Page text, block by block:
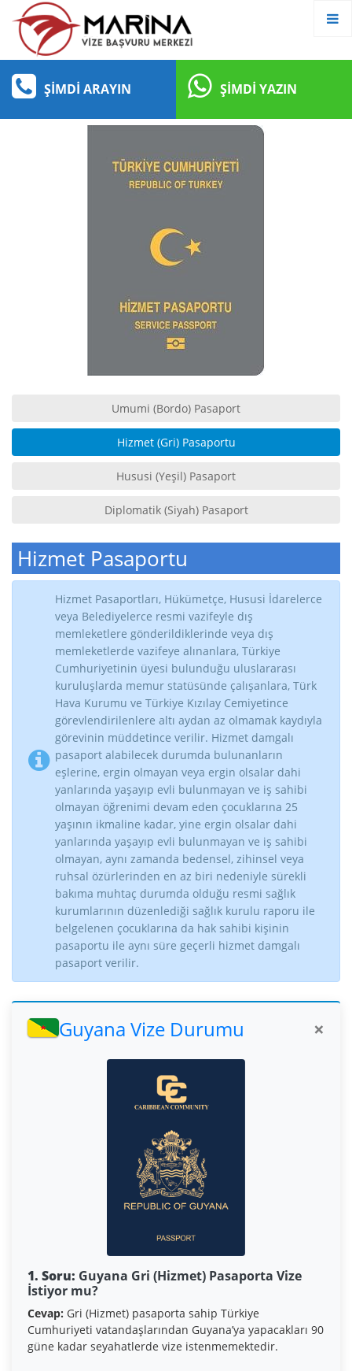
ŞIMDI ARAYIN ŞIMDI YAZIN
Umumi (Bordo) Pasaport
Hizmet (Gri) Pasaportu
Hususi (Yeşil) Pasaport
Diplomatik (Siyah) Pasaport
Hizmet Pasaportu
Hizmet Pasaportları, Hükümetçe, Hususi İdarelerce
veya Belediyelerce resmi vazifeyle dış
memleketlere gönderildiklerinde veya dış
memleketlerde vazifeye alınanlara, Türkiye
Cumhuriyetinin üyesi bulunduğu uluslararası
kuruluşlarda memur statüsünde çalışanlara, Türk
Hava Kurumu ve Türkiye Kızılay Cemiyetince
görevlendirilenlere altı aydan az olmamak kaydıyla
görevinin müddetince verilir. Hizmet damgalı
pasaport alabilecek durumda bulunanların
eşlerine, ergin olmayan veya ergin olsalar dahi
yanlarında yaşayıp evli bulunmayan ve iş sahibi
olmayan öğrenimi devam eden çocuklarına 25
yaşının ikmaline kadar, yine ergin olsalar dahi
yanlarında yaşayıp evli bulunmayan ve iş sahibi
olmayan, aynı zamanda bedensel, zihinsel veya
ruhsal özürlerinden en az biri nedeniyle sürekli
bakıma muhtaç durumda olduğu resmi sağlık
kurumlarının düzenlediği sağlık kurulu raporu ile
belgelenen çocuklarına da hak sahibi kişinin
pasaportu ile aynı süre geçerli hizmet damgalı
pasaport verilir.
Guyana Vize Durumu ×
1. Soru: Guyana Gri (Hizmet) Pasaporta Vize
İstiyor mu?
Cevap: Gri (Hizmet) pasaporta sahip Türkiye
Cumhuriyeti vatandaşlarından Guyana’ya yapacakları 90
güne kadar seyahatlerde vize istenmemektedir.